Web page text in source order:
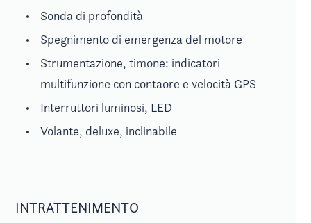
Sonda di profondità
Spegnimento di emergenza del motore
Strumentazione, timone: indicatori
multifunzione con contaore e velocità GPS
Interruttori luminosi, LED
Volante, deluxe, inclinabile
INTRATTENIMENTO